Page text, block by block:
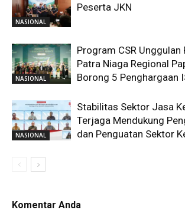
NASIONAL
Peserta JKN
NASIONAL
Program CSR Unggulan
Patra Niaga Regional
Borong 5 Penghargaan
NASIONAL
Stabilitas Sektor Jasa
Terjaga Mendukung
dan Penguatan Sektor
Komentar Anda